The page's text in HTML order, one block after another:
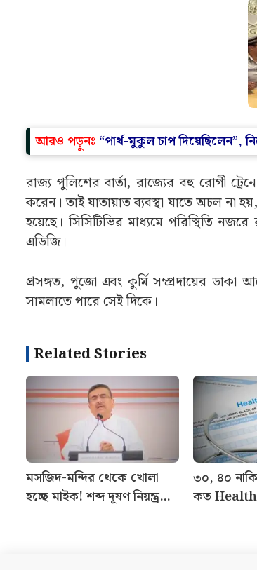
আরও পড়ুনঃ“পার্থ-মুকুল চাপ দিয়েছিলেন”,
রাজ্য পুলিশের বার্তা, রাজ্যের বহু রোগী
করেন। তাই যাতায়াত ব্যবস্থা যাতে অচল না
হয়েছে। সিসিটিভির মাধ্যমে পরিস্থিতি
এডিজি।
প্রসঙ্গত, পুজো এবং কুর্মি সম্প্রদায়ের